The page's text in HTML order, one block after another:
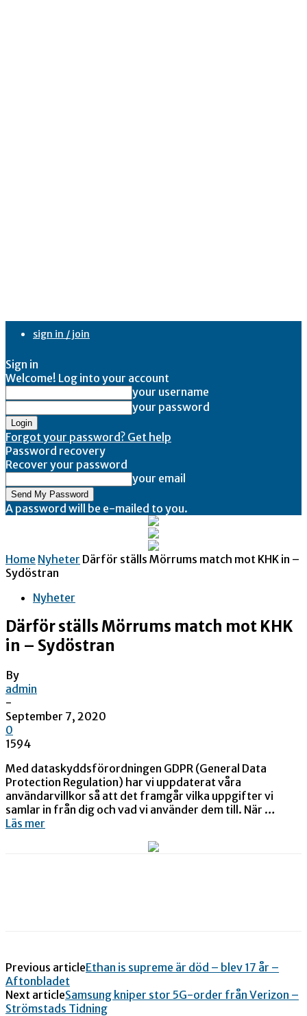
sign in / join
Sign in
Welcome! Log into your account
your username
your password
Forgot your password? Get help
Password recovery
Recover your password
your email
A password will be e-mailed to you.
Home Nyheter Därför ställs Mörrums match mot KHK in –
Sydöstran
Nyheter
Därför ställs Mörrums match mot KHK
in – Sydöstran
By
admin
-
September 7, 2020
0
1594
Med dataskyddsförordningen GDPR (General Data
Protection Regulation) har vi uppdaterat våra
användarvillkor så att det framgår vilka uppgifter vi
samlar in från dig och vad vi använder dem till. När …
Läs mer
Previous articleEthan is supreme är död – blev 17 år –
Aftonbladet
Next articleSamsung kniper stor 5G-order från Verizon –
Strömstads Tidning